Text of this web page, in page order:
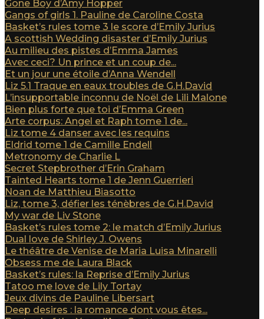
Gone Boy d’Amy Hopper
Gangs of girls 1. Pauline de Caroline Costa
Basket’s rules tome 3 le score d’Emily Jurius
A scottish Wedding disaster d’Emily Jurius
Au milieu des pistes d’Emma James
Avec ceci? Un prince et un coup de...
Et un jour une étoile d’Anna Wendell
Liz 5.1 Traque en eaux troubles de G.H.David
L’insupportable inconnu de Noël de Lili Malone
Bien plus forte que toi d’Emma Green
Arte corpus: Angel et Raph tome 1 de...
Liz tome 4 danser avec les requins
Eldrid tome 1 de Camille Endell
Metronomy de Charlie L
Secret Stepbrother d’Erin Graham
Tainted Hearts tome 1 de Jenn Guerrieri
Noan de Matthieu Biasotto
Liz, tome 3, défier les ténèbres de G.H.David
My war de Liv Stone
Basket’s rules tome 2: le match d’Emily Jurius
Dual love de Shirley J. Owens
Le théâtre de Venise de Maria Luisa Minarelli
Obsess me de Laura Black
Basket’s rules: la Reprise d’Emily Jurius
Tatoo me love de Lily Tortay
Jeux divins de Pauline Libersart
Deep desires : la romance dont vous êtes...